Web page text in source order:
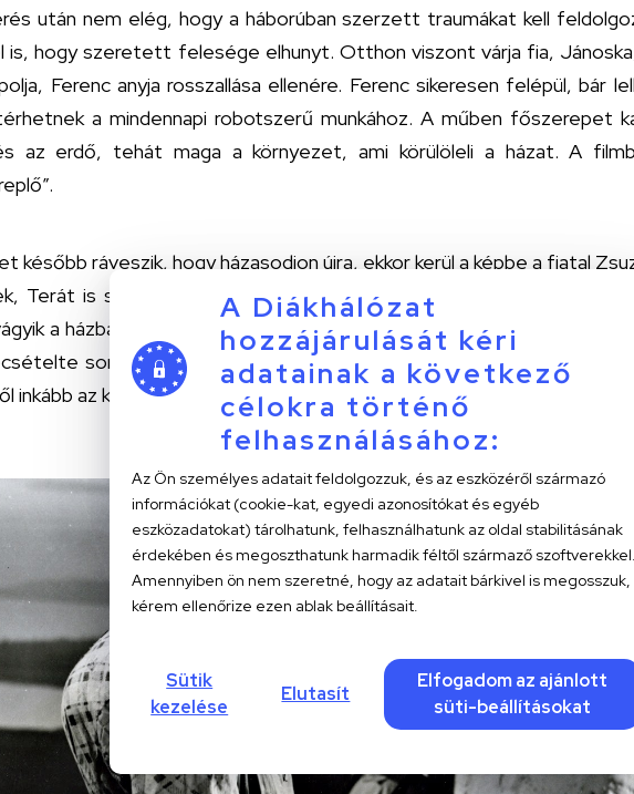
A Diákhálózat
hozzájárulását kéri
adatainak a következő
célokra történő
felhasználásához:
Az Ön személyes adatait feldolgozzuk, és az eszközéről származó
információkat (cookie-kat, egyedi azonosítókat és egyéb
eszközadatokat) tárolhatunk, felhasználhatunk az oldal stabilitásának
érdekében és megoszthatunk harmadik féltől származő
Amennyiben ön nem szeretné, hogy az adatait bárkivel is megosszuk,
kérem ellenőrize ezen ablak beállításait.
Sütik
kezelése
Elutasít
Elfogadom az ajánlott
süti-beállításokat
után nem elég, hogy a háborúban szerzett traumákat kell
is, hogy szeretett felesége elhunyt. Otthon viszont várja fia,
Ferenc anyja rosszallása ellenére. Ferenc sikeresen felépül, bár
a mindennapi robotszerű munkához. A műben főszerepet
az erdő, tehát maga a környezet, ami körülöleli a házat. A
később ráveszik, hogy házasodjon újra, ekkor kerül a képbe a fiatal
Terát is sikeresen kizsuppolják otthonából, ő azonban nem bírja
a házba, aminek egy része törvényileg is őt illeti, így a pár
sorsukat. A film alapján azt gondolhatjuk, hogy Tera
inkább az következik, hogy ő nem mást, mint szolgálni akarja, hiszen